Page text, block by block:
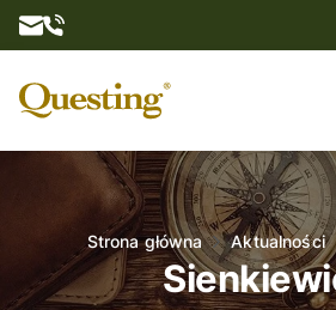
O nas
Oferta
Aktualności
Strona główna Aktualności